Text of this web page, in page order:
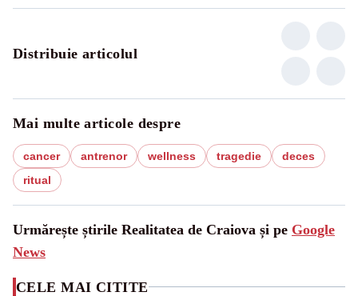
Distribuie articolul
Mai multe articole despre
cancer antrenor wellness tragedie
deces
ritual
Urmărește știrile Realitatea de Craiova și pe Google
News
CELE MAI CITITE